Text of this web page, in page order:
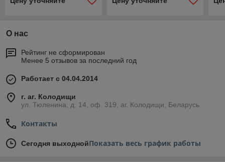
О нас
Рейтинг не сформирован
Менее 5 отзывов за последний год
Работает с 04.04.2014
г. аг. Колодищи
ул. Тюленина, д. 14, оф. 319, аг. Колодищи, Беларусь
Контакты
Сегодня выходнойПоказать весь график работы